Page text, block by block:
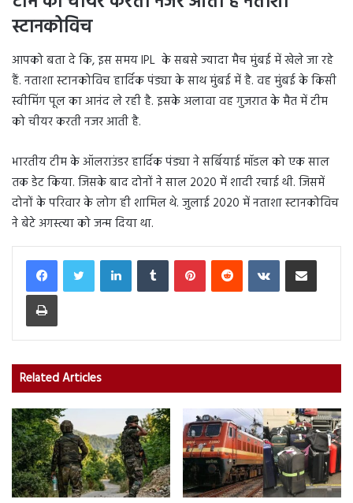
स्टानकोविच
आपको बता दे कि, इस समय IPL के सबसे ज्यादा मैच मुंबई में खेले जा रहे
हैं. नताशा स्टानकोविच हार्दिक पंड्या के साथ मुंबई में है. वह मुंबई के किसी
स्वीमिंग पूल का आनंद ले रही है. इसके अलावा वह गुजरात के मैत में टीम
को चीयर करती नजर आती है.
भारतीय टीम के ऑलराउंडर हार्दिक पंड्या ने सर्बियाई मॉडल को एक साल
तक डेट किया. जिसके बाद दोनों ने साल 2020 में शादी रचाई थी. जिसमें
दोनों के परिवार के लोग ही शामिल थे. जुलाई 2020 में नताशा स्टानकोविच
ने बेटे अगस्त्या को जन्म दिया था.
LinkedInTumblr PinterestReddit VKontakteShare via Email
Print
Related Articles